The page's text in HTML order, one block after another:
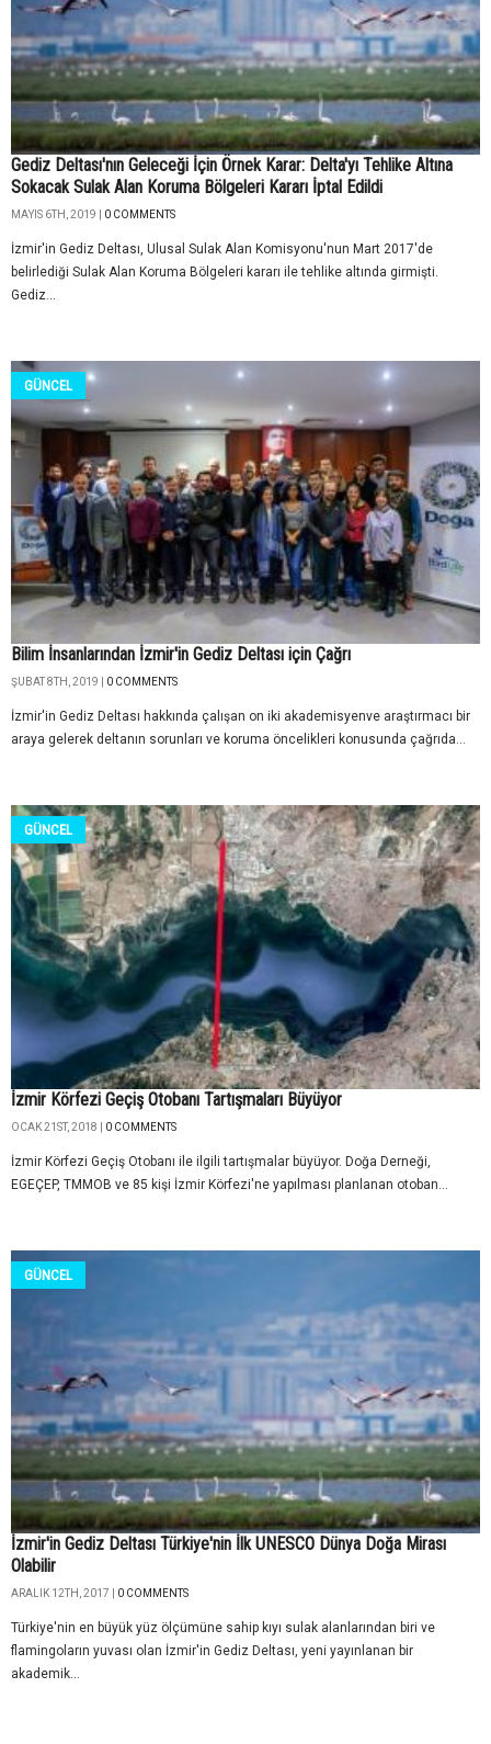
Gediz Deltası'nın Geleceği İçin Örnek Karar: Delta'yı Tehlike Altına
Sokacak Sulak Alan Koruma Bölgeleri Kararı İptal Edildi
MAYIS 6TH, 2019 | 0 COMMENTS
İzmir'in Gediz Deltası, Ulusal Sulak Alan Komisyonu'nun Mart 2017'de
belirlediği Sulak Alan Koruma Bölgeleri kararı ile tehlike altında girmişti.
Gediz...
GÜNCEL
Bilim İnsanlarından İzmir'in Gediz Deltası için Çağrı
ŞUBAT 8TH, 2019 | 0 COMMENTS
İzmir'in Gediz Deltası hakkında çalışan on iki akademisyenve araştırmacı bir
araya gelerek deltanın sorunları ve koruma öncelikleri konusunda çağrıda...
GÜNCEL
İzmir Körfezi Geçiş Otobanı Tartışmaları Büyüyor
OCAK 21ST, 2018 | 0 COMMENTS
İzmir Körfezi Geçiş Otobanı ile ilgili tartışmalar büyüyor. Doğa Derneği,
EGEÇEP, TMMOB ve 85 kişi İzmir Körfezi'ne yapılması planlanan otoban...
GÜNCEL
İzmir'in Gediz Deltası Türkiye'nin İlk UNESCO Dünya Doğa Mirası
Olabilir
ARALIK 12TH, 2017 | 0 COMMENTS
Türkiye'nin en büyük yüz ölçümüne sahip kıyı sulak alanlarından biri ve
flamingoların yuvası olan İzmir'in Gediz Deltası, yeni yayınlanan bir
akademik...